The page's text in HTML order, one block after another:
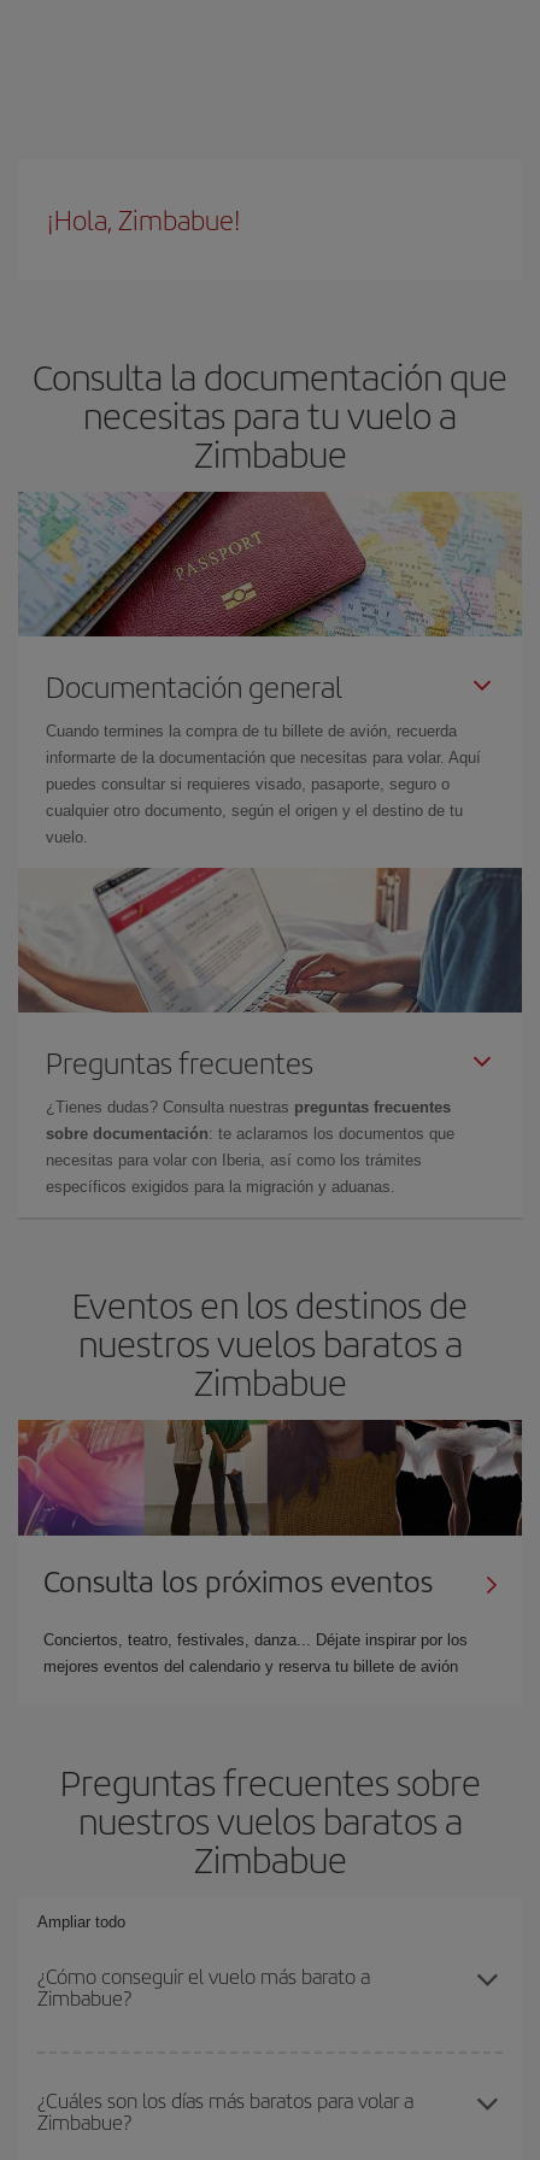
¡Hola, Zimbabue!
Consulta la documentación que
necesitas para tu vuelo a
Zimbabue
Documentación general
Cuando termines la compra de tu billete de avión, recuerda
informarte de la documentación que necesitas para volar. Aquí
puedes consultar si requieres visado, pasaporte, seguro o
cualquier otro documento, según el origen y el destino de tu
vuelo.
Preguntas frecuentes
¿Tienes dudas? Consulta nuestras preguntas frecuentes
sobre documentación: te aclaramos los documentos que
necesitas para volar con Iberia, así como los trámites
específicos exigidos para la migración y aduanas.
Eventos en los destinos de
nuestros vuelos baratos a
Zimbabue
Consulta los próximos eventos
Conciertos, teatro, festivales, danza... Déjate inspirar por los
mejores eventos del calendario y reserva tu billete de avión
Preguntas frecuentes sobre
nuestros vuelos baratos a
Zimbabue
Ampliar todo
¿Cómo conseguir el vuelo más barato a
Zimbabue?
barato si evitas temporadas altas, compras con antelación y
puedes ser flexible con las fechas y horarios de ida y vuelta.
¿Cuáles son los días más baratos para volar a
Zimbabue?